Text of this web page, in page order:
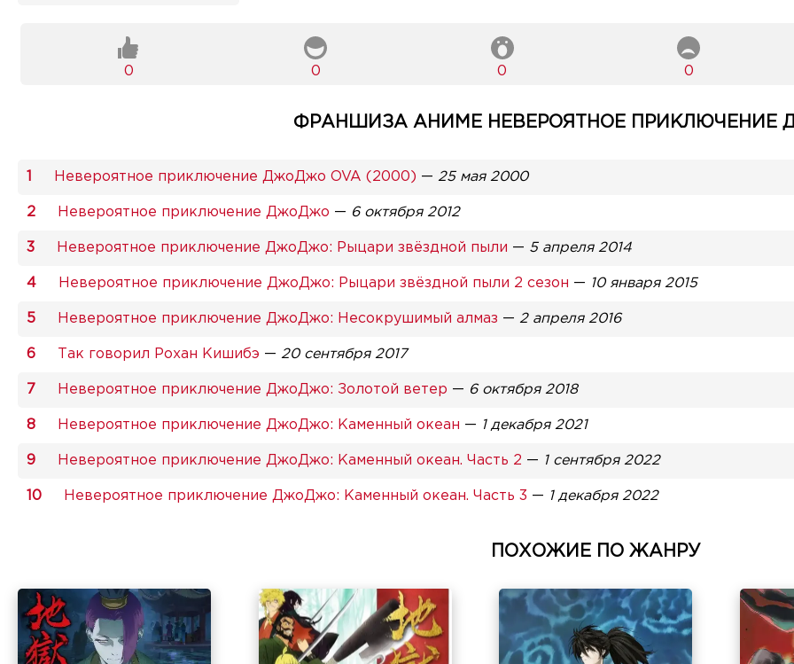
0 0 0 0
ФРАНШИЗА АНИМЕ НЕВЕРОЯТНОЕ ПРИКЛЮЧЕНИЕ
Невероятное приключение ДжоДжо OVA (2000) — 25 мая 2000
Невероятное приключение ДжоДжо — 6 октября 2012
Невероятное приключение ДжоДжо: Рыцари звёздной пыли — 5 апреля 2014
Невероятное приключение ДжоДжо: Рыцари звёздной пыли 2 сезон — 10 января 2015
Невероятное приключение ДжоДжо: Несокрушимый алмаз — 2 апреля 2016
Так говорил Рохан Кишибэ — 20 сентября 2017
Невероятное приключение ДжоДжо: Золотой ветер — 6 октября 2018
Невероятное приключение ДжоДжо: Каменный океан — 1 декабря 2021
Невероятное приключение ДжоДжо: Каменный океан. Часть 2 — 1 сентября 2022
Невероятное приключение ДжоДжо: Каменный океан. Часть 3 — 1 декабря 2022
ПОХОЖИЕ ПО ЖАНРУ